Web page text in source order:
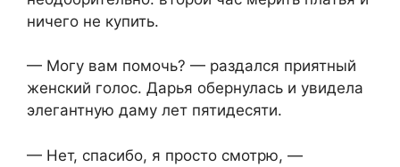
ничего не купить.
— Могу вам помочь? — раздался приятный
женский голос. Дарья обернулась и увидела
элегантную даму лет пятидесяти.
— Нет, спасибо, я просто смотрю, —